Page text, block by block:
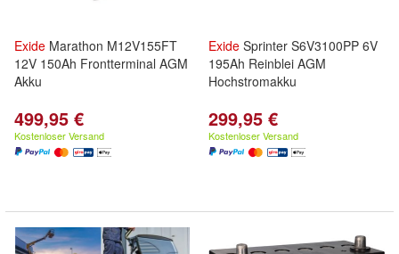
Exide Marathon M12V155FT
12V 150Ah Frontterminal AGM
Akku
499,95 €
Kostenloser Versand
Exide Sprinter S6V3100PP 6V
195Ah Reinblei AGM
Hochstromakku
299,95 €
Kostenloser Versand